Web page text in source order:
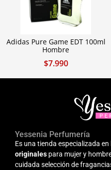
Adidas Pure Game EDT 100ml
Hombre
$7.990
Yessenia Perfumería
Es una tienda especializada en
originales para mujer y
cuidada selección de